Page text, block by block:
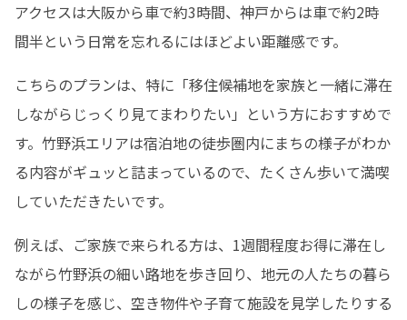
アクセスは大阪から車で約3時間、神戸からは車で約2時
間半という日常を忘れるにはほどよい距離感です。
こちらのプランは、特に「移住候補地を家族と一緒に滞在
しながらじっくり見てまわりたい」という方におすすめで
す。竹野浜エリアは宿泊地の徒歩圏内にまちの様子がわか
る内容がギュッと詰まっているので、たくさん歩いて満喫
していただきたいです。
例えば、ご家族で来られる方は、1週間程度お得に滞在し
ながら竹野浜の細い路地を歩き回り、地元の人たちの暮ら
しの様子を感じ、空き物件や子育て施設を見学したりする